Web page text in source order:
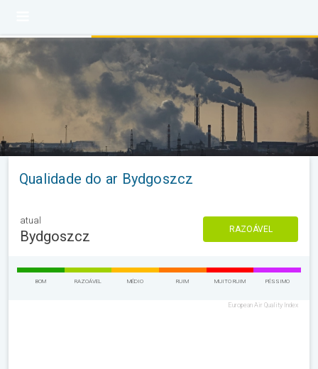
Qualidade do ar Bydgoszcz
atual
Bydgoszcz RAZOÁVEL
BOM RAZOÁVEL MÉDIO RUIM MUITO RUIM PÉSSIMO
European Air Quality Index